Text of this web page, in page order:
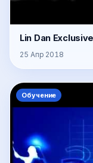
Lin Dan
25 Апр 2018
Обучение